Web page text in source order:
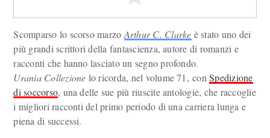
Scomparso lo scorso marzo Arthur C. Clarke è stato uno dei
più grandi scrittori della fantascienza, autore di romanzi e
racconti che hanno lasciato un segno profondo.
Urania Collezione lo ricorda, nel volume 71, conSpedizione
di soccorso, una delle sue più riuscite antologie, che raccoglie
i migliori racconti del primo periodo di una carriera lunga e
piena di successi.